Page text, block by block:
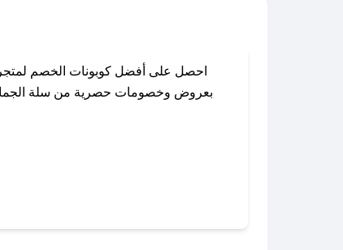
احصل على أفضل كوبونات الخصم
بعروض وخصومات حصرية من سلة الجمال
باستخدام تطبيق صحصح، يمكنك